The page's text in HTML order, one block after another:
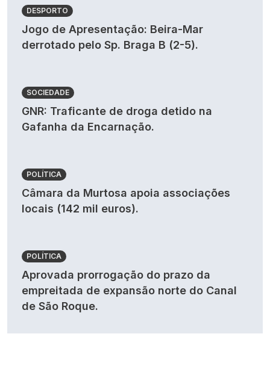
DESPORTO
Jogo de Apresentação: Beira-Mar
derrotado pelo Sp. Braga B (2-5).
SOCIEDADE
GNR: Traficante de droga detido na
Gafanha da Encarnação.
POLÍTICA
Câmara da Murtosa apoia associações
locais (142 mil euros).
POLÍTICA
Aprovada prorrogação do prazo da
empreitada de expansão norte do Canal
de São Roque.